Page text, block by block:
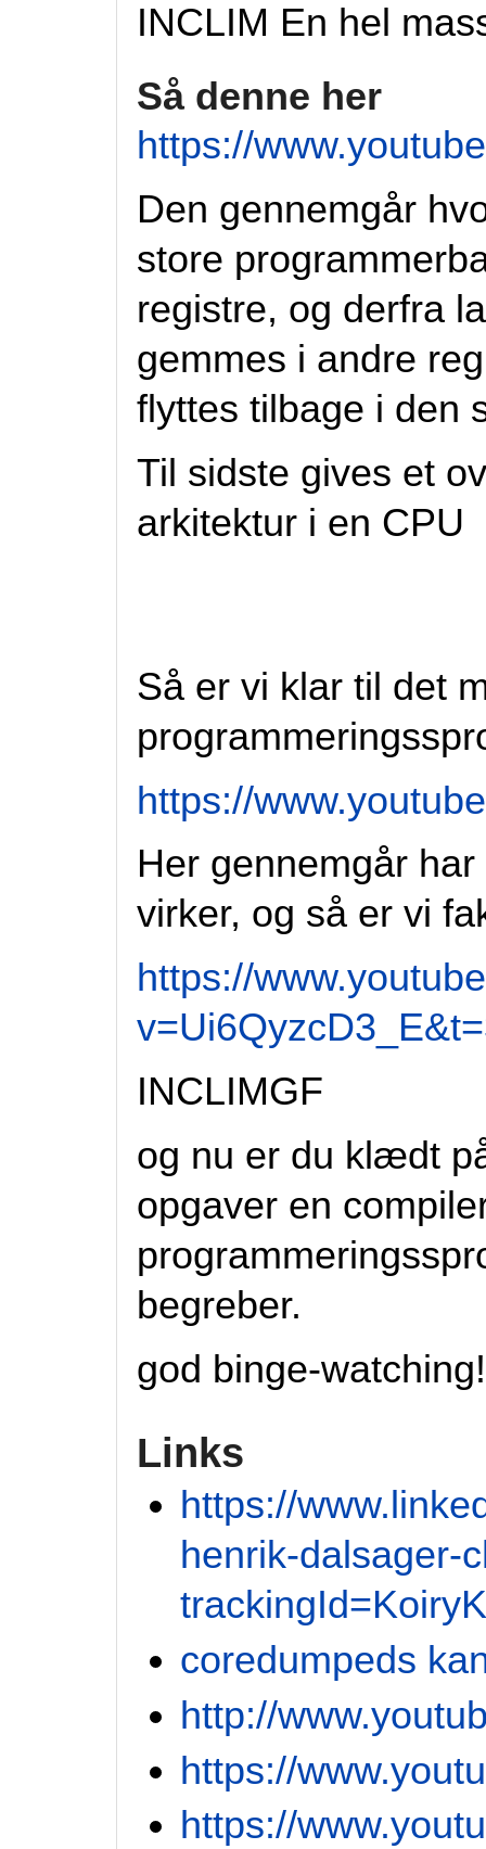
INCLIM En hel
Så denne her
https://
Den gennemgår
store
registre, og derfra
gemmes i andre
flyttes tilbage i den
Til sidste gives et
arkitektur i en CPU
Så er vi klar til det
https://
Her gennemgår
virker, og så er vi
https://
INCLIMGF
og nu er du klædt
opgaver en
begreber.
god binge-watching!
Links
https://
henrik-dalsager-
coredumpeds
http://
https://
https://